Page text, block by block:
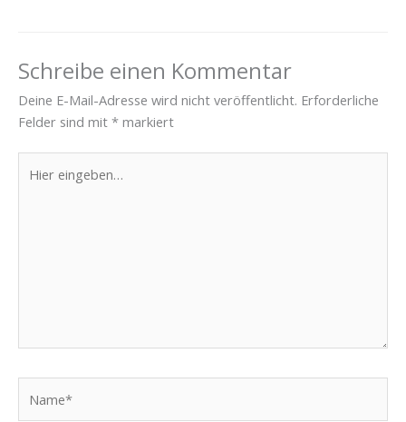
Schreibe einen Kommentar
Deine E-Mail-Adresse wird nicht veröffentlicht. Erforderliche
Felder sind mit * markiert
eingeben…